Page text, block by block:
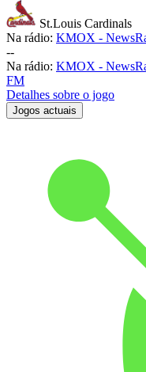
St.Louis Cardinals
Na rádio: KMOX -
--
Na rádio: KMOX -
FM
Detalhes sobre o jogo
Jogos actuais